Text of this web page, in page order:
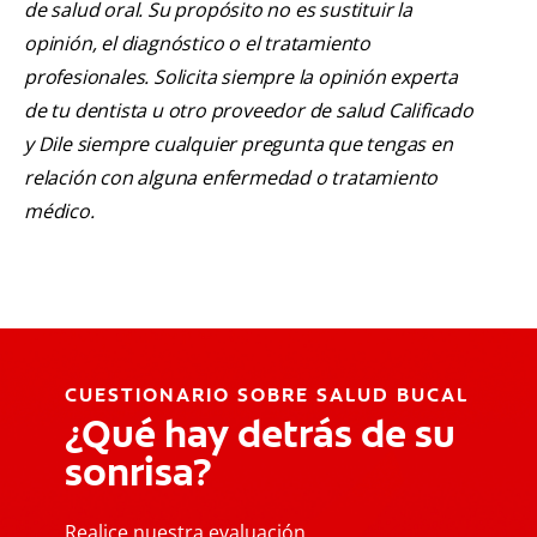
de salud oral. Su propósito no es sustituir la
opinión, el diagnóstico o el tratamiento
profesionales. Solicita siempre la opinión experta
de tu dentista u otro proveedor de salud Calificado
y Dile siempre cualquier pregunta que tengas en
relación con alguna enfermedad o tratamiento
médico.
CUESTIONARIO SOBRE SALUD BUCAL
¿Qué hay detrás de su
sonrisa?
Realice nuestra evaluación